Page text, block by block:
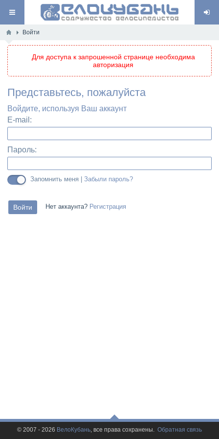
Войти
Для доступа к запрошенной странице необходима
авторизация
Представьтесь, пожалуйста
Войдите, используя Ваш аккаунт
E-mail:
Пароль:
Запомнить меня | Забыли пароль?
Нет аккаунта? Регистрация
© 2007 - 2026 ВелоКубань, все права сохранены. Обратная связь